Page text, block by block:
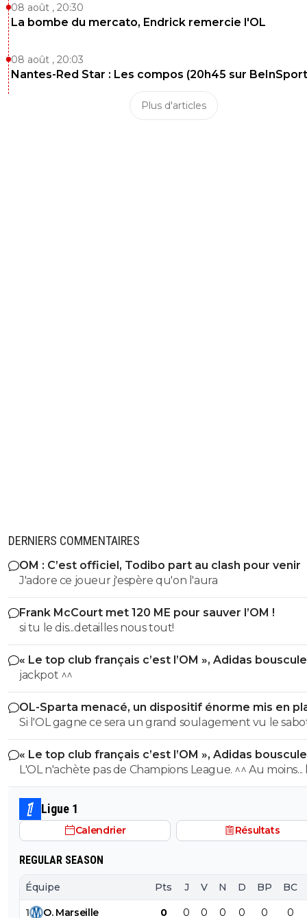
08 août , 20:30
La bombe du mercato, Endrick remercie l'OL
08 août , 20:03
Nantes-Red Star : Les compos (20h45 sur
Plus d'articles
DERNIERS COMMENTAIRES
OM : C’est officiel, Todibo part au clash pour venir
J'adore ce joueur j'espère qu'on l'aura
Frank McCourt met 120 ME pour sauver l’OM !
si tu le dis...detailles nous tout!
« Le top club français c’est l’OM », Adidas
PSG
jackpot ^^
OL-Sparta menacé, un dispositif énorme mis en
Si l'OL gagne ce sera un grand soulagement vu le
incroyable du farfelu sans froc Fonseca au match allé.
perd ce sera aussi une grande victoire et une énorme
délivrance avec un possible licenciement de ce clown.
« Le top club français c’est l’OM », Adidas
PSG
L'OL n'achète pas de Champions League. ^^ Au moins... l'OM a
un point commun avec le PSG. Mdr Adidas ne se trompe pas
avec l'OL qui est une valeur sûre... contrairement à
Ligue 1
Calendrier Résultats
REGULAR SEASON
Équipe Pts J V N D BP BC
1 O. Marseille 0 0 0 0 0 0 0